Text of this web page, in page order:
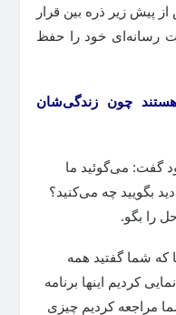
پیش زیر ذره بین قرار
رسانه‌ای خود را حفظ
چون زندگی‌شان
گفت: می‌گوئید ما
بگویید چه می‌کنید؟
را بگو.
که شما گفتید همه
کردیم اینها برنامه
مراجعه کردیم چیزی